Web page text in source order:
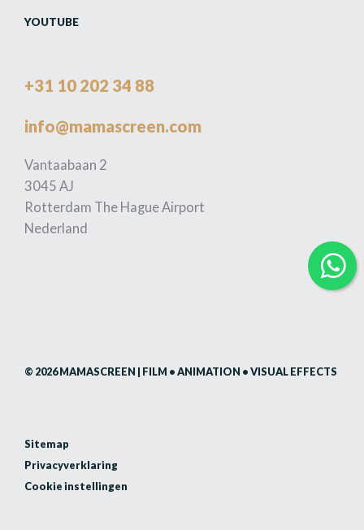
YOUTUBE
+31 10 202 34 88
info@mamascreen.com
Vantaabaan 2
3045 AJ
Rotterdam The Hague Airport
Nederland
© 2026 MAMASCREEN | FILM • ANIMATION • VISUAL EFFECTS
Sitemap
Privacyverklaring
Cookie instellingen